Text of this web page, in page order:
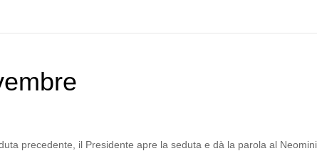
precedente, il Presidente apre la seduta e dà la parola al